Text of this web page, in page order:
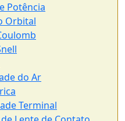
Potência
Orbital
do Ar
Terminal